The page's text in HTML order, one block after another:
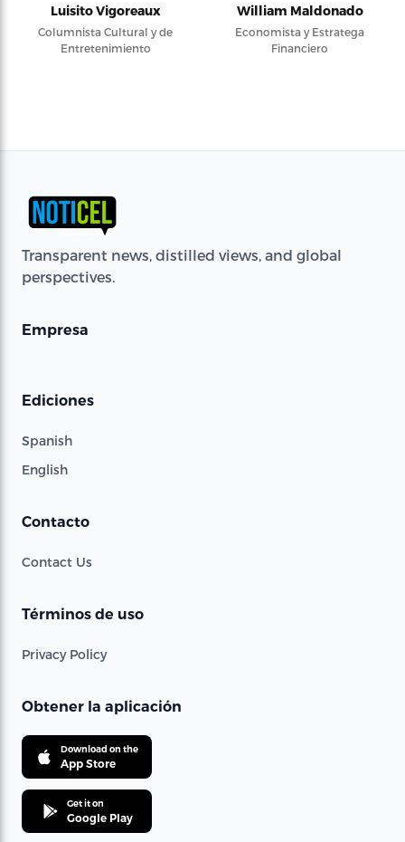
Luisito Vigoreaux
Columnista Cultural y de
Entretenimiento
William Maldonado
Economista y Estratega
Financiero
Transparent news, distilled views, and global
perspectives.
Empresa
Ediciones
Spanish
English
Contacto
Contact Us
Términos de uso
Privacy Policy
Obtener la aplicación
Download on the
App Store
Get it on
Google Play